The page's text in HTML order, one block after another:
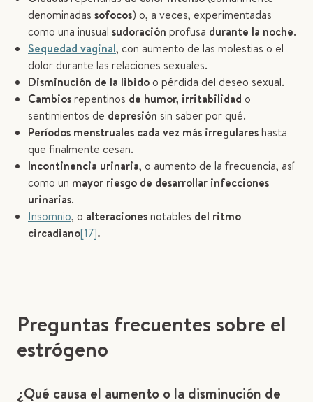
denominadas sofocos) o, a veces, experimentadas
como una inusual sudoración profusa durante la noche.
Sequedad vaginal, con aumento de las molestias o el
dolor durante las relaciones sexuales.
Disminución de la libidoo pérdida del deseo sexual.
Cambiosrepentinos de humor, irritabilidad o
sentimientos de depresión sin saber por qué.
Períodos menstruales cada vez más irregulareshasta
que finalmente cesan.
Incontinencia urinaria, o aumento de la frecuencia, así
como un mayor riesgo de desarrollar infecciones
urinarias.
Insomnio, o alteracionesnotables del ritmo
circadiano[17].
Preguntas frecuentes sobre el
estrógeno
¿Qué causa el aumento o la disminución de